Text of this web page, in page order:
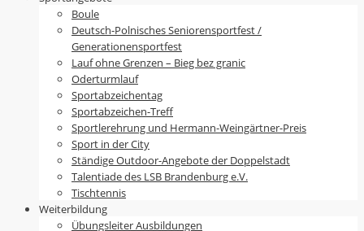
Boule
Deutsch-Polnisches Seniorensportfest /
Generationensportfest
Lauf ohne Grenzen – Bieg bez granic
Oderturmlauf
Sportabzeichentag
Sportabzeichen-Treff
Sportlerehrung und Hermann-Weingärtner-Preis
Sport in der City
Ständige Outdoor-Angebote der Doppelstadt
Talentiade des LSB Brandenburg e.V.
Tischtennis
Weiterbildung
Übungsleiter Ausbildungen